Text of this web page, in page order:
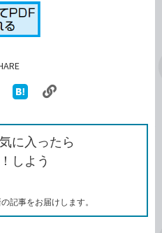
Facebook
シ
ェ
ア
な
ブ
ッ
ク
ク
ク
を
コ
に入ったら
しよう
記事をお届けします。